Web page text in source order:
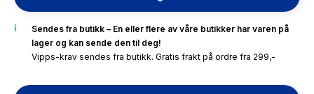
Sendes fra butikk – En eller flere av våre butikker har varen på
lager og kan sende den til deg!
Vipps-krav sendes fra butikk. Gratis frakt på ordre fra 299,-